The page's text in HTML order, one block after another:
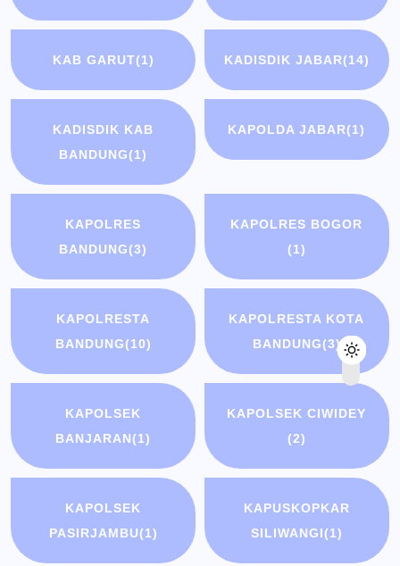
KAB GARUT(1) KADISDIK JABAR(14)
KADISDIK KAB
BANDUNG(1)
KAPOLDA JABAR(1)
KAPOLRES
BANDUNG(3)
KAPOLRES BOGOR
(1)
KAPOLRESTA
BANDUNG(10)
KAPOLRESTA KOTA
BANDUNG(3)
KAPOLSEK
BANJARAN(1)
KAPOLSEK CIWIDEY
(2)
KAPOLSEK
PASIRJAMBU(1)
KAPUSKOPKAR
SILIWANGI(1)